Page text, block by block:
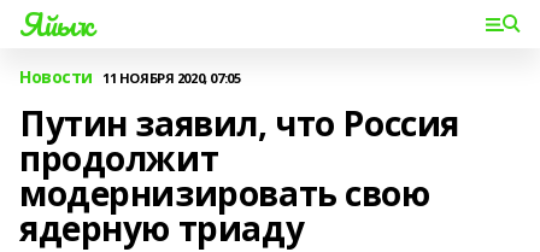
Яйыҡ
Новости 11 НОЯБРЯ 2020, 07:05
Путин заявил, что Россия
продолжит
модернизировать свою
ядерную триаду